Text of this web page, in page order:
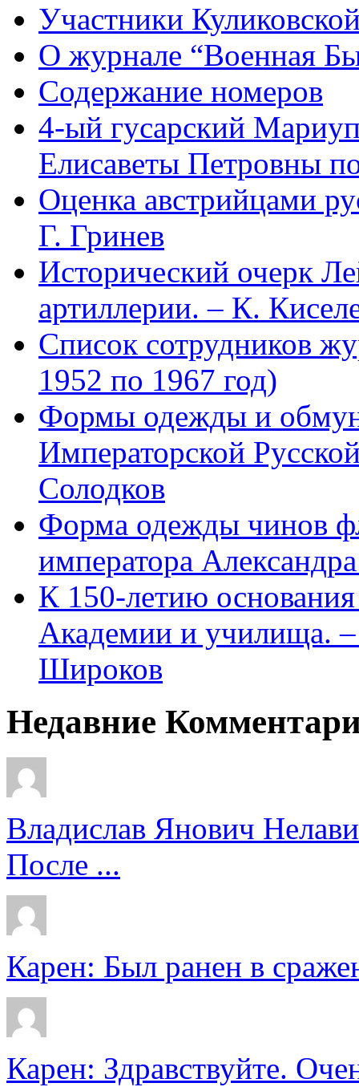
Участники
О журнале “Военная
Содержание номеров
4-ый гусарский
Елисаветы Петровны
Оценка австрийцами
Г. Гринев
Исторический очерк
артиллерии. – К.
Список сотрудников
1952 по 1967 год)
Формы одежды и
Императорской
Солодков
Форма одежды чинов
императора
К 150-летию
Академии и училища.
Широков
Недавние
Владислав Янович
После ...
Карен: Был ранен в
Карен: Здравствуйте.